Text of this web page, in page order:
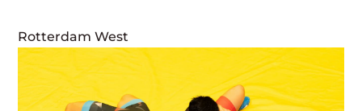
Rotterdam West